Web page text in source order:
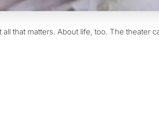
that matters. About life, too. The theater